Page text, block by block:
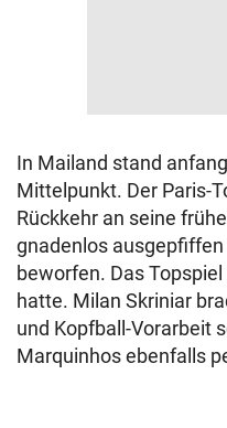
In Mailand stand
Mittelpunkt. Der Paris-
Rückkehr an seine
gnadenlos
beworfen. Das
hatte. Milan Skriniar
und Kopfball-Vorarbeit
Marquinhos ebenfalls